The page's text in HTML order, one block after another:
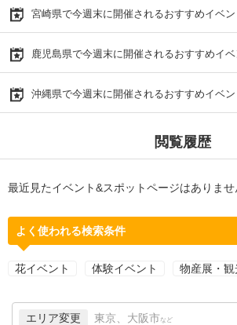
宮崎県で今週末に開催されるおすすめイベン
鹿児島県で今週末に開催されるおすすめイ
沖縄県で今週末に開催されるおすすめイベン
閲覧履歴
最近見たイベント&スポットページはありませ
よく使われる検索条件
花イベント 体験イベント 物産展・
エリア変更 東京、大阪市 など